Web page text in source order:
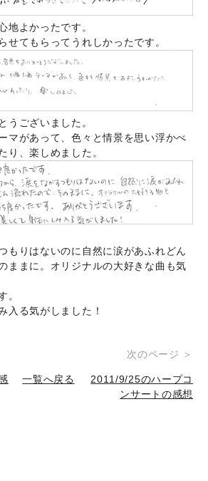
地よかったです。
せてもらってうれしかったです。
うございました。
マがあって、色々と情景を思い浮かべ
り、楽しめました。
もりはないのに自然に涙があふれどん
ままに。オリジナルの大好きな曲も気
。
入る気がしました！
一覧へ戻る
次のページ ＞
2011/9/25のハープコ
ンサートの感想